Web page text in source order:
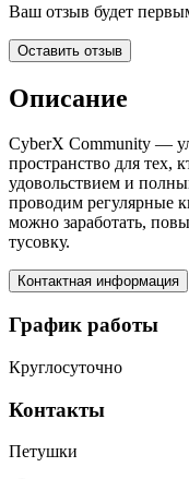
Ваш отзыв будет
Оставить отзыв
Описание
CyberX Community —
пространство для тех,
удовольствием и
проводим регулярные
можно заработать,
тусовку.
Контактная информация
График работы
Круглосуточно
Контакты
Петушки